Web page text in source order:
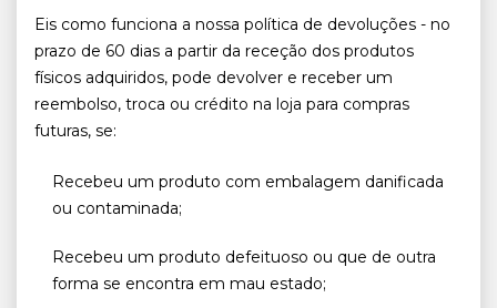
Eis como funciona a nossa política de devoluções - no
prazo de 60 dias a partir da receção dos produtos
físicos adquiridos, pode devolver e receber um
reembolso, troca ou crédito na loja para compras
futuras, se:
Recebeu um produto com embalagem danificada
ou contaminada;
Recebeu um produto defeituoso ou que de outra
forma se encontra em mau estado;